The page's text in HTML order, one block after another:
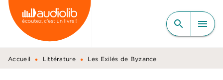
MENU RECHERCHE
CONTENU
PIED DE PAGE
search menu
Accueil • Littérature • Les Exilés de Byzance